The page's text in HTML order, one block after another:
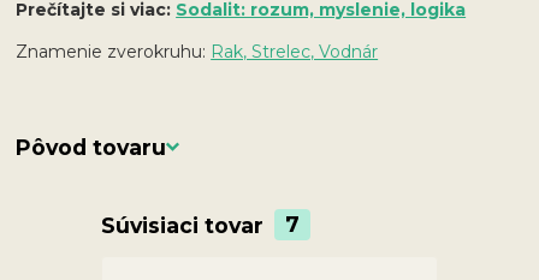
Prečítajte si viac: Sodalit: rozum, myslenie, logika
Znamenie zverokruhu: Rak, Strelec, Vodnár
Pôvod tovaru
Súvisiaci tovar 7